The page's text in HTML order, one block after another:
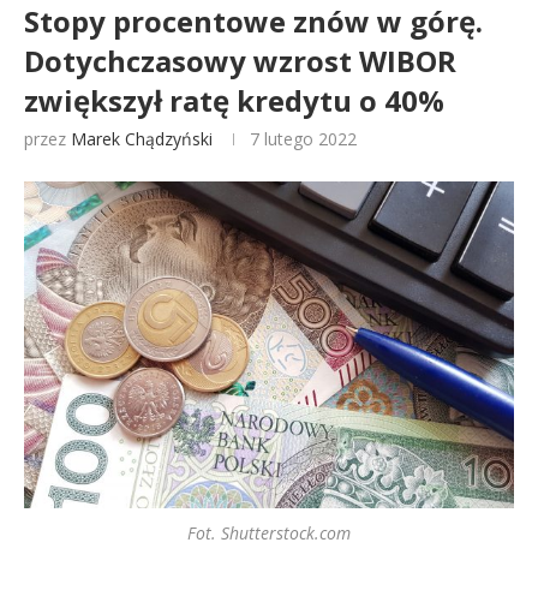
Stopy procentowe znów w górę.
Dotychczasowy wzrost WIBOR
zwiększył ratę kredytu o 40%
przez Marek Chądzyński 7 lutego 2022
Fot. Shutterstock.com